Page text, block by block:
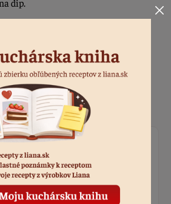
dip.
cesta a stiahneme papier.
dáme schladiť.
pridať hodnotenie.